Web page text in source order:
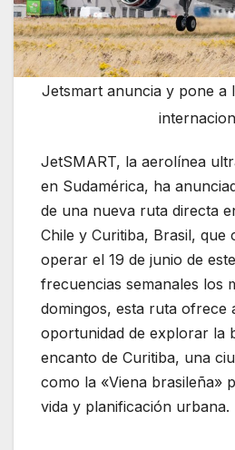
Jetsmart anuncia y pone a
JetSMART, la aerolínea
en Sudamérica, ha
de una nueva ruta directa
Chile y Curitiba, Brasil, que
operar el 19 de junio de
frecuencias semanales los
domingos, esta ruta ofrece
oportunidad de explorar la
encanto de Curitiba, una
como la «Viena brasileña»
vida y planificación urbana.